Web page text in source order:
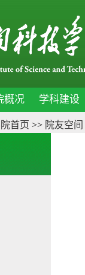
概况 学科建设
首页 >> 院友空间